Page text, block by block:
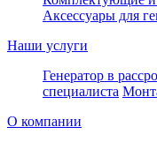
Аксессуары для
Наши услуги
Генератор в
специалиста
О компании